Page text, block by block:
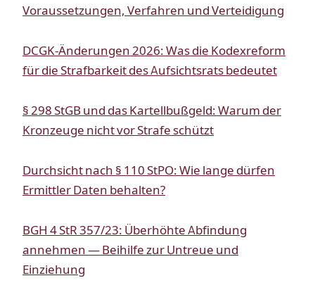
Voraussetzungen, Verfahren und Verteidigung
DCGK-Änderungen 2026: Was die Kodexreform
für die Strafbarkeit des Aufsichtsrats bedeutet
§ 298 StGB und das Kartellbußgeld: Warum der
Kronzeuge nicht vor Strafe schützt
Durchsicht nach § 110 StPO: Wie lange dürfen
Ermittler Daten behalten?
BGH 4 StR 357/23: Überhöhte Abfindung
annehmen — Beihilfe zur Untreue und
Einziehung